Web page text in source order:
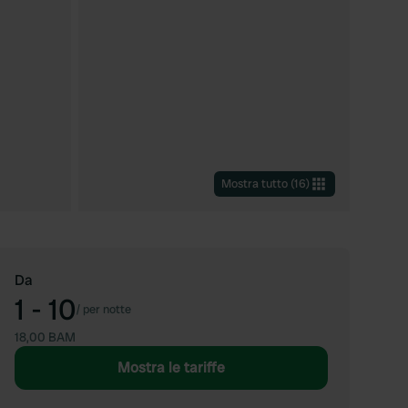
Mostra tutto (16)
Da
1 - 10/ per notte
18,00 BAM
Mostra le tariffe